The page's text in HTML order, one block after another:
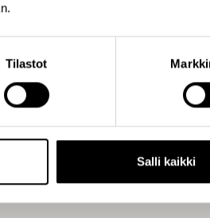
Tilastot
Salli kaikki
taideprojektien tarkoitus on
yhteiskunnassa ja puuttua
voi tuoda esiin tietoja,